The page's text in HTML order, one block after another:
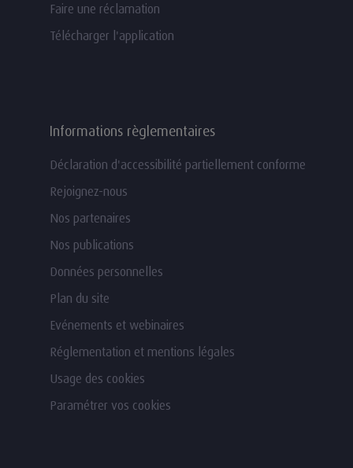
Faire une réclamation
Télécharger l'application
Informations règlementaires
Déclaration d'accessibilité partiellement conforme
Rejoignez-nous
Nos partenaires
Nos publications
Données personnelles
Plan du site
Evénements et webinaires
Réglementation et mentions légales
Usage des cookies
Paramétrer vos cookies